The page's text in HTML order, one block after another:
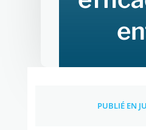
PUBLIÉ EN